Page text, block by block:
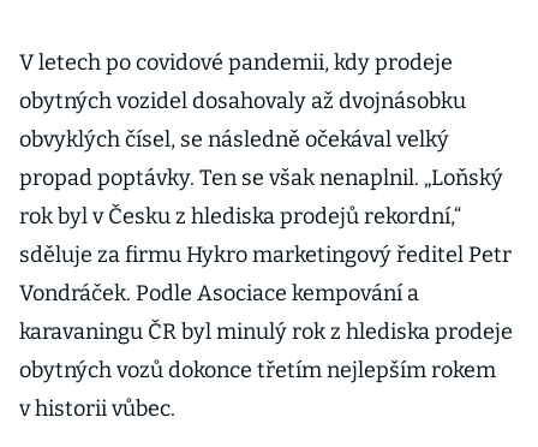
V letech po covidové pandemii, kdy prodeje
obytných vozidel dosahovaly až dvojnásobku
obvyklých čísel, se následně očekával velký
propad poptávky. Ten se však nenaplnil. „Loňský
rok byl v Česku z hlediska prodejů rekordní,“
sděluje za firmu Hykro marketingový ředitel Petr
Vondráček. Podle Asociace kempování a
karavaningu ČR byl minulý rok z hlediska prodeje
obytných vozů dokonce třetím nejlepším rokem
v historii vůbec.